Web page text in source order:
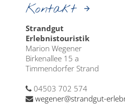
Kontakt
Strandgut
Erlebnistouristik
Marion Wegener
Birkenallee 15 a
Timmendorfer Strand
04503 702 574
wegener@strandgut-